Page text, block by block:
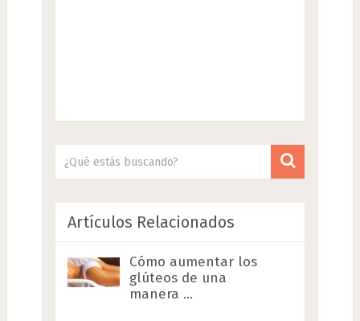
Artículos Relacionados
Cómo aumentar los
glúteos de una
manera …